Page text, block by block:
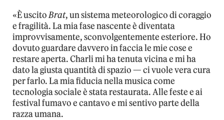
«È uscitoBrat, un sistema meteorologico di coraggio
e fragilità. La mia fase nascente è diventata
improvvisamente, sconvolgentemente esteriore. Ho
dovuto guardare davvero in faccia le mie cose e
restare aperta. Charli mi ha tenuta vicina e mi ha
dato la giusta quantità di spazio — ci vuole vera cura
per farlo. La mia fiducia nella musica come
tecnologia sociale è stata restaurata. Alle feste e ai
festival fumavo e cantavo e mi sentivo parte della
razza umana.